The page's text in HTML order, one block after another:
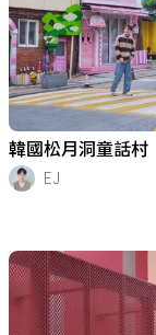
韓國松月洞童話村
EJ